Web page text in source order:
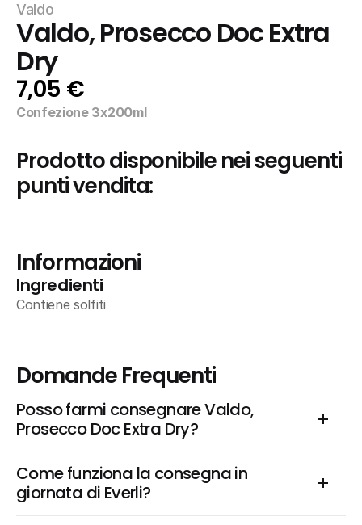
Valdo
Valdo, Prosecco Doc Extra
Dry
7,05 €
Confezione 3x200ml
Prodotto disponibile nei seguenti
punti vendita:
Informazioni
Ingredienti
Contiene solfiti
Domande Frequenti
Posso farmi consegnare Valdo,
Prosecco Doc Extra Dry?
Come funziona la consegna in
giornata di Everli?